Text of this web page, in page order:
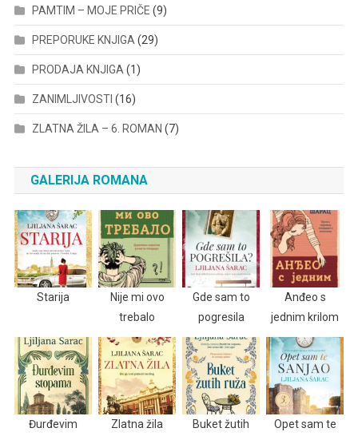
PAMTIM – MOJE PRIČE (9)
PREPORUKE KNJIGA (29)
PRODAJA KNJIGA (1)
ZANIMLJIVOSTI (16)
ZLATNA ŽILA – 6. ROMAN (7)
GALERIJA ROMANA
Starija
Nije mi ovo
trebalo
Gde sam to
pogresila
Anđeo s
jednim krilom
Đurđevim
Zlatna žila
Buket žutih
Opet sam te